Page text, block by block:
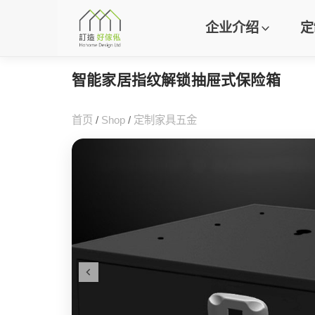
企业介绍
智能家居指纹解锁抽屉式保险箱
首页 / Shop / 定制家具五金